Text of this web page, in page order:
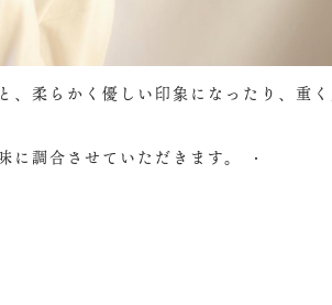
、柔らかく優しい印象になったり、重
調合させていただきます。 ・